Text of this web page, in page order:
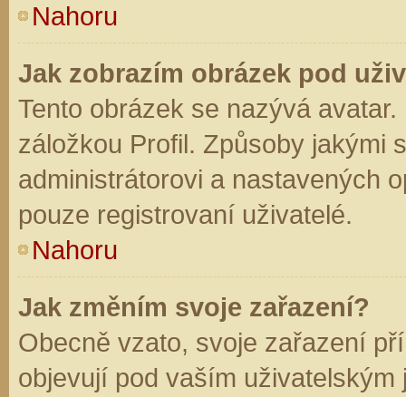
Nahoru
Jak zobrazím obrázek pod
Tento obrázek se nazývá
záložkou Profil. Způsoby jakými
administrátorovi a nastavených
pouze registrovaní uživatelé.
Nahoru
Jak změním svoje zařazení?
Obecně vzato, svoje zařazení
objevují pod vaším